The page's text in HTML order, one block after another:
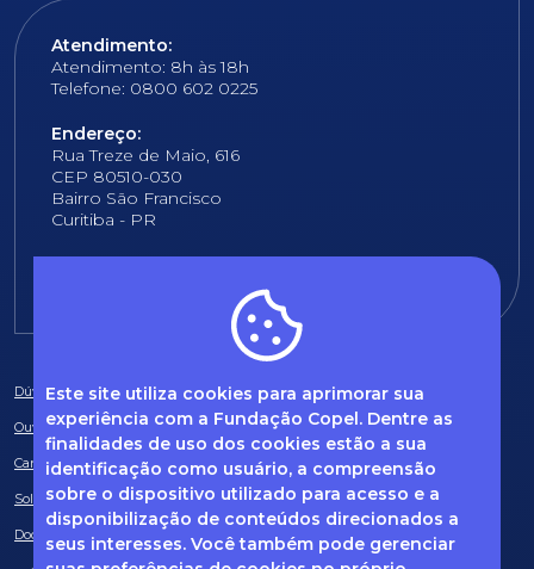
Este site utiliza cookies para aprimorar sua
experiência com a Fundação Copel. Dentre as
finalidades de uso dos cookies estão a sua
identificação como usuário, a compreensão
sobre o dispositivo utilizado para acesso e a
disponibilização de conteúdos direcionados a
seus interesses. Você também pode gerenciar
Atendimento:
Atendimento: 8h às 18h
Telefone: 0800 602 0225
Endereço:
Rua Treze de Maio, 616
CEP 80510-030
Bairro São Francisco
Curitiba - PR
Dúvidas frequentes
Ouvidoria
Canal de Denúncias
Solicitação de informações
Documentos obrigatórios